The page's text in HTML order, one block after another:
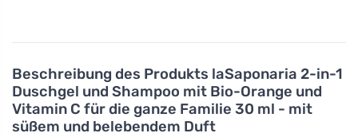
Beschreibung des Produkts laSaponaria 2-in-1
Duschgel und Shampoo mit Bio-Orange und
Vitamin C für die ganze Familie 30 ml - mit
süßem und belebendem Duft